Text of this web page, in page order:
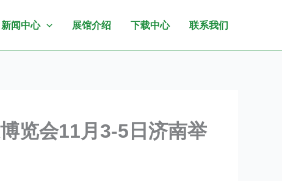
新闻中心 展馆介绍 下载中心 联系我们
览会11月3-5日济南举